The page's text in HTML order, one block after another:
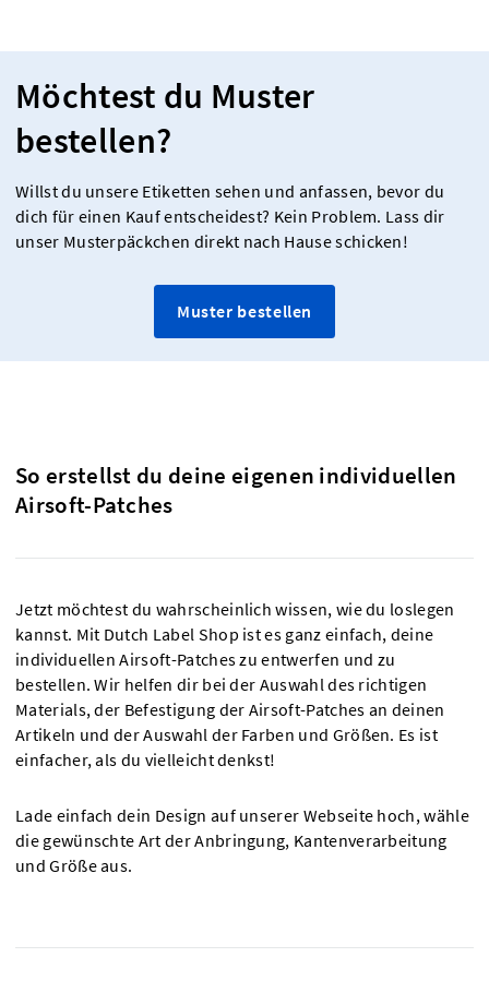
Möchtest du Muster
bestellen?
Willst du unsere Etiketten sehen und anfassen, bevor du
dich für einen Kauf entscheidest? Kein Problem. Lass dir
unser Musterpäckchen direkt nach Hause schicken!
Muster bestellen
So erstellst du deine eigenen individuellen
Airsoft-Patches
Jetzt möchtest du wahrscheinlich wissen, wie du loslegen
kannst. Mit Dutch Label Shop ist es ganz einfach, deine
individuellen Airsoft-Patches zu entwerfen und zu
bestellen. Wir helfen dir bei der Auswahl des richtigen
Materials, der Befestigung der Airsoft-Patches an deinen
Artikeln und der Auswahl der Farben und Größen. Es ist
einfacher, als du vielleicht denkst!
Lade einfach dein Design auf unserer Webseite hoch, wähle
die gewünschte Art der Anbringung, Kantenverarbeitung
und Größe aus.